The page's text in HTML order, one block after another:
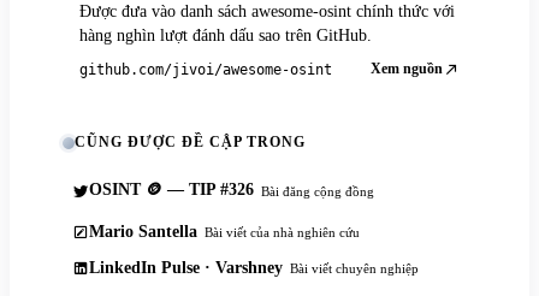
Được đưa vào danh sách awesome-osint chính thức với
hàng nghìn lượt đánh dấu sao trên GitHub.
github.com/jivoi/awesome-osint Xem nguồn
CŨNG ĐƯỢC ĐỀ CẬP TRONG
OSINT 🪙 — TIP #326 Bài đăng cộng đồng
Mario Santella Bài viết của nhà nghiên cứu
LinkedIn Pulse · Varshney Bài viết chuyên nghiệp